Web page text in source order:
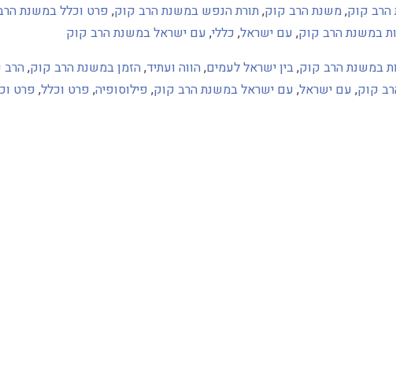
קוק,משנת הרב קוק, תורת הנפש במשנת הרב קוק, פרט וכלל במשנת
במשנת הרב קוק, עם ישראל, כללי, עם ישראל במשנת הרב קוק
במשנת הרב קוק,בין ישראל לעמים, הווה ועתיד, הזמן במשנת הרב קוק, הרב
קוק, עם ישראל, עם ישראל במשנת הרב קוק, פילוסופיה, פרט וכלל, פרט